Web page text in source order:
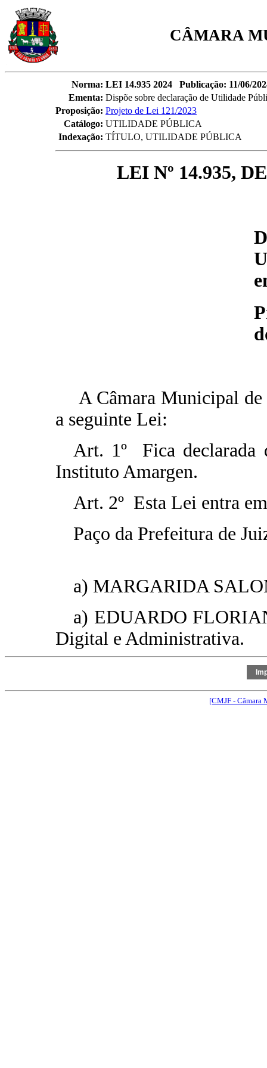
CÂMARA
Norma: LEI 14.935 2024 Publicação: 11/06/
Ementa: Dispõe sobre declaração de Utilidade
Proposição: Projeto de Lei 121/2023
Catálogo: UTILIDADE PÚBLICA
Indexação: TÍTULO, UTILIDADE PÚBLICA
LEI Nº 14.935,
A Câmara Municipal de
a seguinte Lei:
Art. 1º Fica declarada
Instituto Amargen.
Art. 2º Esta Lei entra
Paço da Prefeitura de
a) MARGARIDA
a) EDUARDO
Digital e Administrativa.
[CMJF - Câmara